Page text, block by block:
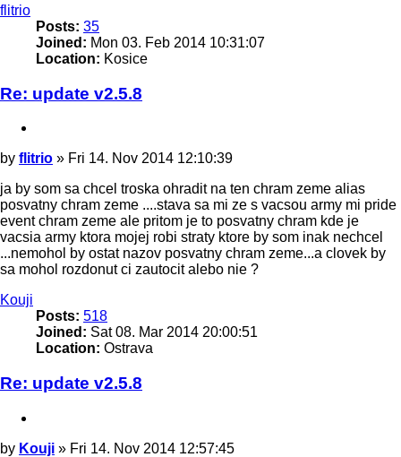
flitrio
Posts: 35
Joined: Mon 03. Feb 2014 10:31:07
Location: Kosice
Re: update v2.5.8
Post
by flitrio » Fri 14. Nov 2014 12:10:39
ja by som sa chcel troska ohradit na ten chram zeme alias
posvatny chram zeme ....stava sa mi ze s vacsou army mi pride
event chram zeme ale pritom je to posvatny chram kde je
vacsia army ktora mojej robi straty ktore by som inak nechcel
...nemohol by ostat nazov posvatny chram zeme...a clovek by
sa mohol rozdonut ci zautocit alebo nie ?
Kouji
Posts: 518
Joined: Sat 08. Mar 2014 20:00:51
Location: Ostrava
Re: update v2.5.8
Post
by Kouji » Fri 14. Nov 2014 12:57:45